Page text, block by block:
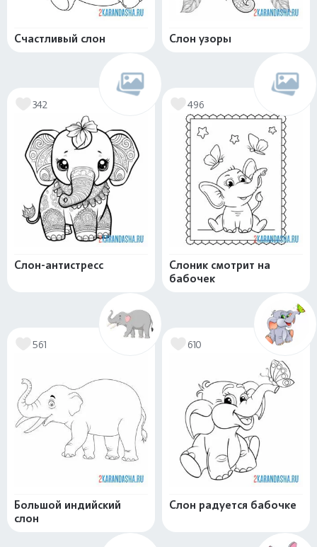
Счастливый слон Слон узоры
342
Слон-антистресс
496
Слоник смотрит на
бабочек
561
Большой индийский
слон
610
Слон радуется бабочке